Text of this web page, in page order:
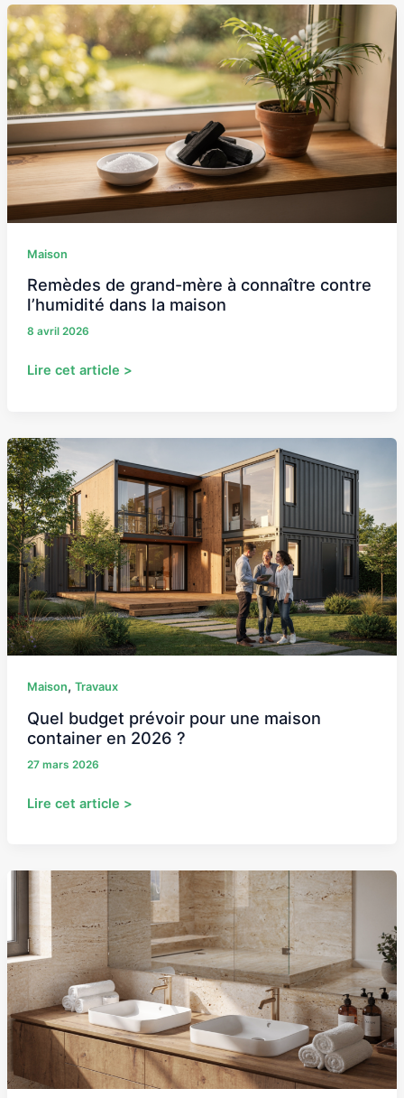
Maison
Remèdes de grand-mère à connaître contre
l’humidité dans la maison
8 avril 2026
Remèdes
de
grand-
mère
à
connaître
contre
l’humidité
dans
la
Lire cet article >
Maison, Travaux
Quel budget prévoir pour une maison
container en 2026 ?
27 mars 2026
Quel
budget
prévoir
pour
une
maison
container
en
2026
?
Lire cet article >
Salle
de
bain
en
travertin
et
bois
conseils